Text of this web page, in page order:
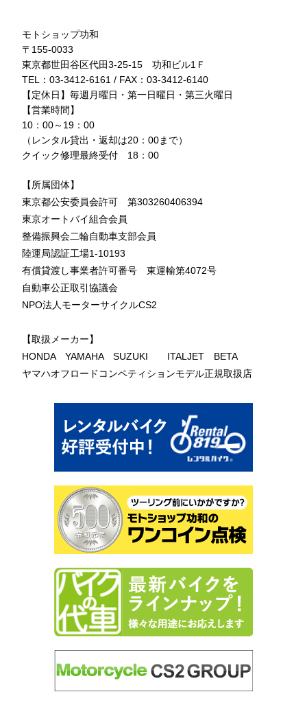
モトショップ功和
〒155-0033
東京都世田谷区代田3-25-15 功和ビル1Ｆ
TEL：03-3412-6161 / FAX：03-3412-6140
【定休日】毎週月曜日・第一日曜日・第三火曜日
【営業時間】
10：00～19：00
（レンタル貸出・返却は20：00まで）
クイック修理最終受付 18：00
【所属団体】
東京都公安委員会許可 第303260406394
東京オートバイ組合会員
整備振興会二輪自動車支部会員
陸運局認証工場1-10193
有償貸渡し事業者許可番号 東運輸第4072号
自動車公正取引協議会
NPO法人モーターサイクルCS2
【取扱メーカー】
HONDA YAMAHA SUZUKI ITALJET BETA
ヤマハオフロードコンペティションモデル正規取扱店